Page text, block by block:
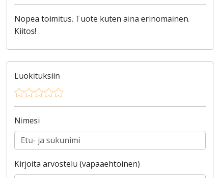
Nopea toimitus. Tuote kuten aina erinomainen.
Kiitos!
Luokituksiin
Nimesi
Kirjoita arvostelu (vapaaehtoinen)